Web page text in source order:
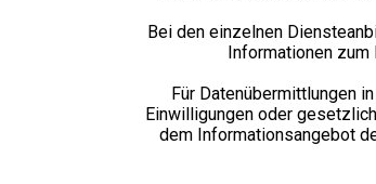
Bei den einzelnen
Informationen
Für Datenübermittlungen
Einwilligungen oder
dem Informationsangebot